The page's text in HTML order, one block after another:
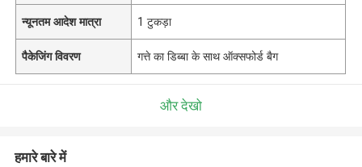
न्यूनतम आदेश मात्रा 1 टुकड़ा
पैकेजिंग विवरण गत्ते का डिब्बा के साथ ऑक्सफोर्ड बैग
और देखो
हमारे बारे में